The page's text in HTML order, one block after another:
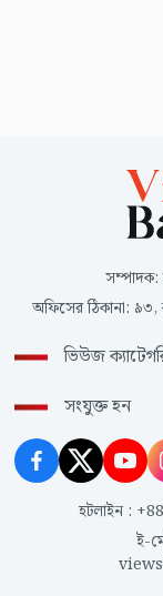
সম্পাদক:
অফিসের ঠিকানা: ৯৩,
ভিউজ
সংযুক্ত হন
হটলাইন :
ই-